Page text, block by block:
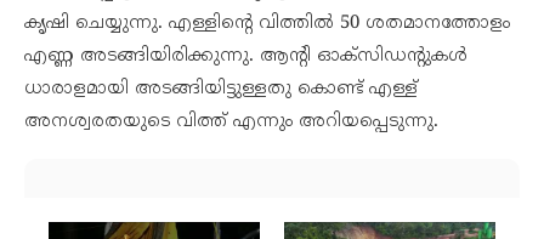
കൃഷി ചെയ്യുന്നു. എള്ളിന്റെ വിത്തിൽ 50 ശതമാനത്തോളം
എണ്ണ അടങ്ങിയിരിക്കുന്നു. ആന്റി ഓക്സിഡന്റുകൾ
ധാരാളമായി അടങ്ങിയിട്ടുള്ളതു കൊണ്ട് എള്ള്
അനശ്വരതയുടെ വിത്ത് എന്നും അറിയപ്പെടുന്നു.